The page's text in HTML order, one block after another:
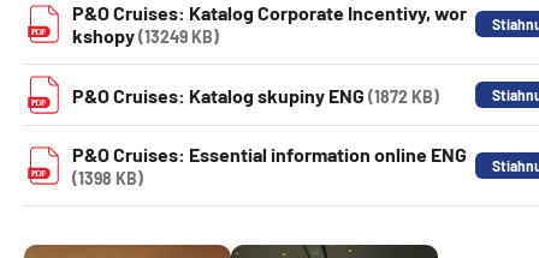
P&O Cruises: Katalog Corporate Incentivy, wor
kshopy(13249 KB)
P&O Cruises: Katalog skupiny ENG (1872 KB)
P&O Cruises: Essential information online ENG
(1398 KB)